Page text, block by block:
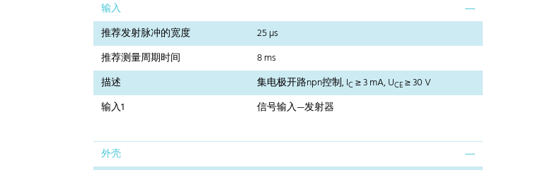
输入
推荐发射脉冲的宽度
25 µs
推荐测量周期时间
8 ms
描述
集电极开路npn控制, IC ≥ 3 mA, UCE≥ 30 V
输入1
信号输入—发射器
外壳